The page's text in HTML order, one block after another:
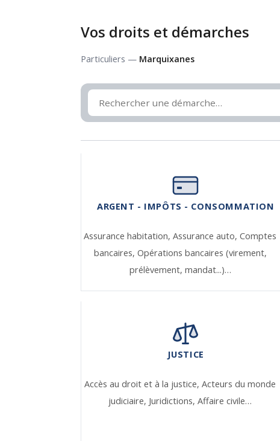
Vos droits et démarches
Particuliers — Marquixanes
ARGENT - IMPÔTS - CONSOMMATION
Assurance habitation,Assurance auto,Comptes
bancaires, Opérations bancaires (virement,
prélèvement, mandat...)…
JUSTICE
Accès au droit et à la justice,Acteurs du monde
judiciaire, Juridictions,Affaire civile…